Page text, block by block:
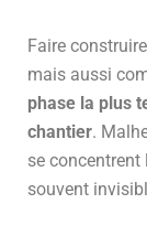
Faire
mais aussi
phase la plus
chantier.
se
souvent